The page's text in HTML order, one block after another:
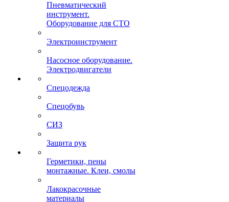
Пневматический
инструмент.
Оборудование для СТО
Электроинструмент
Насосное оборудование.
Электродвигатели
Спецодежда
Спецобувь
СИЗ
Защита рук
Герметики, пены
монтажные. Клеи, смолы
Лакокрасочные
материалы